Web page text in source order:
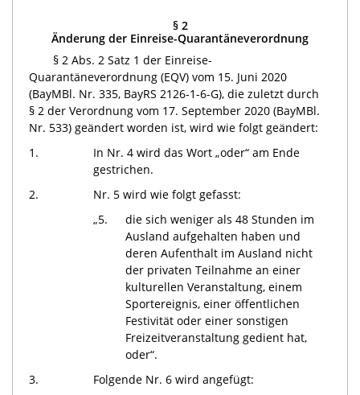
§ 2
Änderung der Einreise-Quarantäneverordnung
§ 2 Abs. 2 Satz 1 der Einreise-
Quarantäneverordnung (EQV) vom 15. Juni 2020
(BayMBl. Nr. 335, BayRS 2126-1-6-G), die zuletzt durch
§ 2 der Verordnung vom 17. September 2020 (BayMBl.
Nr. 533) geändert worden ist, wird wie folgt geändert:
1.
In Nr. 4 wird das Wort „oder“ am Ende
gestrichen.
2.
Nr. 5 wird wie folgt gefasst:
„5.
die sich weniger als 48 Stunden im
Ausland aufgehalten haben und
deren Aufenthalt im Ausland nicht
der privaten Teilnahme an einer
kulturellen Veranstaltung, einem
Sportereignis, einer öffentlichen
Festivität oder einer sonstigen
Freizeitveranstaltung gedient hat,
oder“.
3.
Folgende Nr. 6 wird angefügt: